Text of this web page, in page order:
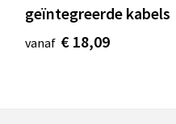
geïntegreerde kabels
vanaf € 18,09